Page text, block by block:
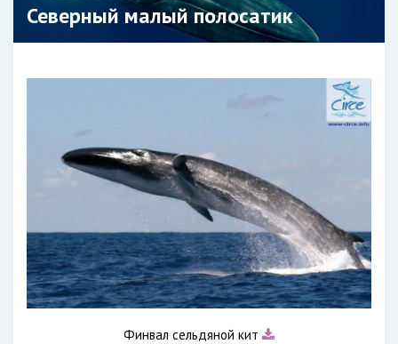
Северный малый полосатик
Финвал сельдяной кит